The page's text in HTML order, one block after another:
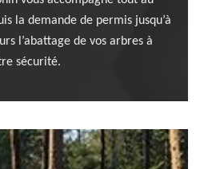
la demande de permis jusqu’à
l’abattage de vos arbres à
sécurité.